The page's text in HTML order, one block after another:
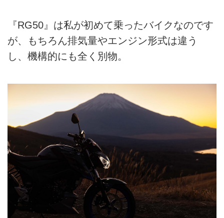
『RG50』は私が初めて乗ったバイクなのです
が、もちろん排気量やエンジン形式は違う
し、機構的にも全く別物。